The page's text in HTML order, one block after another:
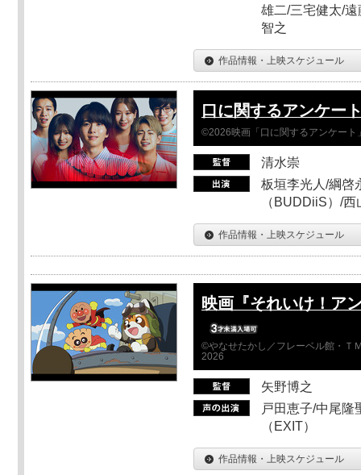
雄二/三宅健太/
智之
作品情報・上映スケジュール
口に関するアンケー
©2026映画「口に関するアンケート
清水崇
板垣李光人/綱啓
（BUDDiiS）/
作品情報・上映スケジュール
映画『それいけ！ア
©やなせたかし／フレーベル館・Ｔ
2026
矢野博之
戸田恵子/中尾隆
（EXIT）
作品情報・上映スケジュール